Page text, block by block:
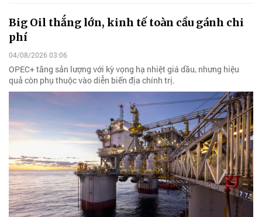
Big Oil thắng lớn, kinh tế toàn cầu gánh chi
phí
04/08/2026 03:06
OPEC+ tăng sản lượng với kỳ vọng hạ nhiệt giá dầu, nhưng hiệu
quả còn phụ thuộc vào diễn biến địa chính trị.